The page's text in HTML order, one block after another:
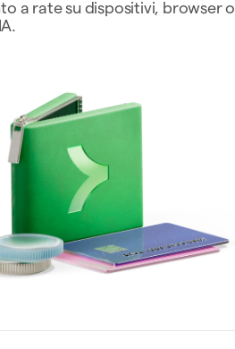
a rate su dispositivi, browser o